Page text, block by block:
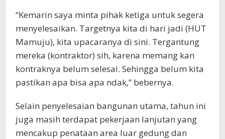
“Kemarin saya minta pihak ketiga untuk segera
menyelesaikan. Targetnya kita di hari jadi (HUT
Mamuju), kita upacaranya di sini. Tergantung
mereka (kontraktor) sih, karena memang kan
kontraknya belum selesai. Sehingga belum kita
pastikan apa bisa apa ndak,” bebernya.
Selain penyelesaian bangunan utama, tahun ini
juga masih terdapat pekerjaan lanjutan yang
mencakup penataan area luar gedung dan